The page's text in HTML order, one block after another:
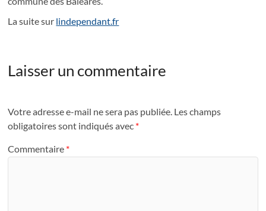
La suite sur lindependant.fr
Laisser un commentaire
Votre adresse e-mail ne sera pas publiée. Les champs
obligatoires sont indiqués avec *
Commentaire *